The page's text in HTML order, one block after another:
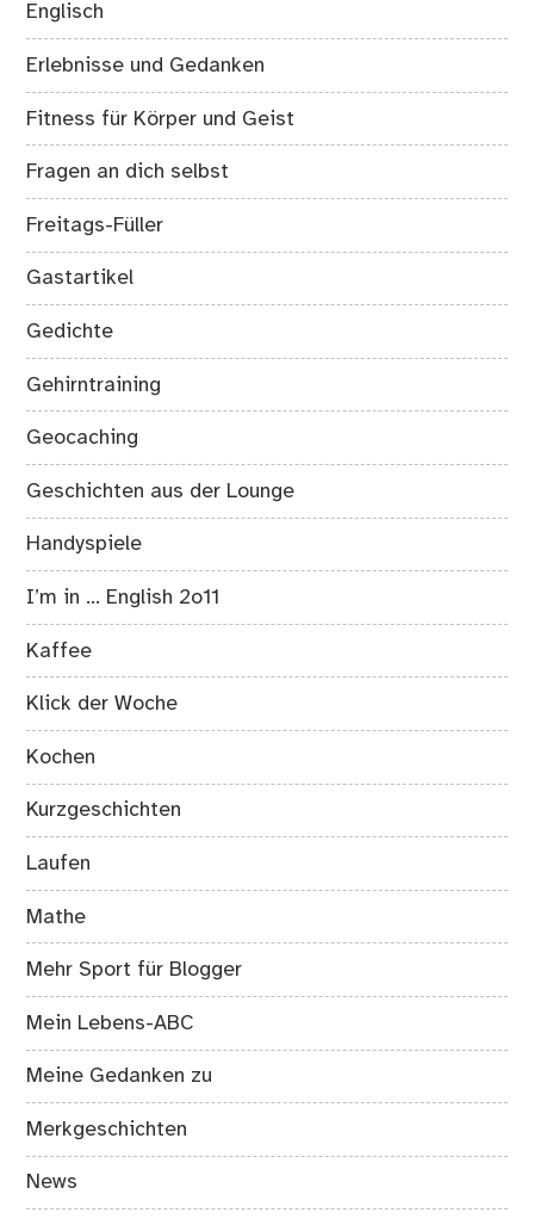
Englisch
Erlebnisse und Gedanken
Fitness für Körper und Geist
Fragen an dich selbst
Freitags-Füller
Gastartikel
Gedichte
Gehirntraining
Geocaching
Geschichten aus der Lounge
Handyspiele
I’m in … English 2o11
Kaffee
Klick der Woche
Kochen
Kurzgeschichten
Laufen
Mathe
Mehr Sport für Blogger
Mein Lebens-ABC
Meine Gedanken zu
Merkgeschichten
News